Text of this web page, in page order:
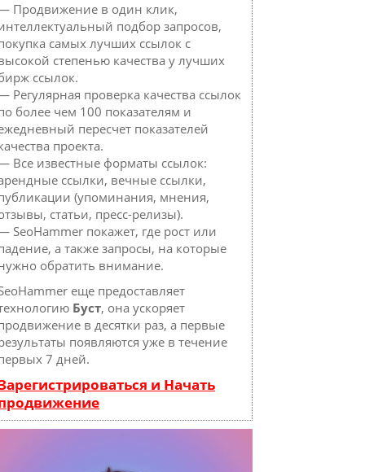
Продвижение в один клик,
подбор запросов,
самых лучших ссылок с
степенью качества у лучших
ссылок.
Регулярная проверка качества ссылок
более чем 100 показателям и
пересчет показателей
проекта.
Все известные форматы ссылок:
ссылки, вечные ссылки,
(упоминания, мнения,
статьи, пресс-релизы).
SeoHammer покажет, где рост или
а также запросы, на которые
обратить внимание.
еще предоставляет
Буст, она ускоряет
в десятки раз, а первые
появляются уже в течение
7 дней.
и Начать